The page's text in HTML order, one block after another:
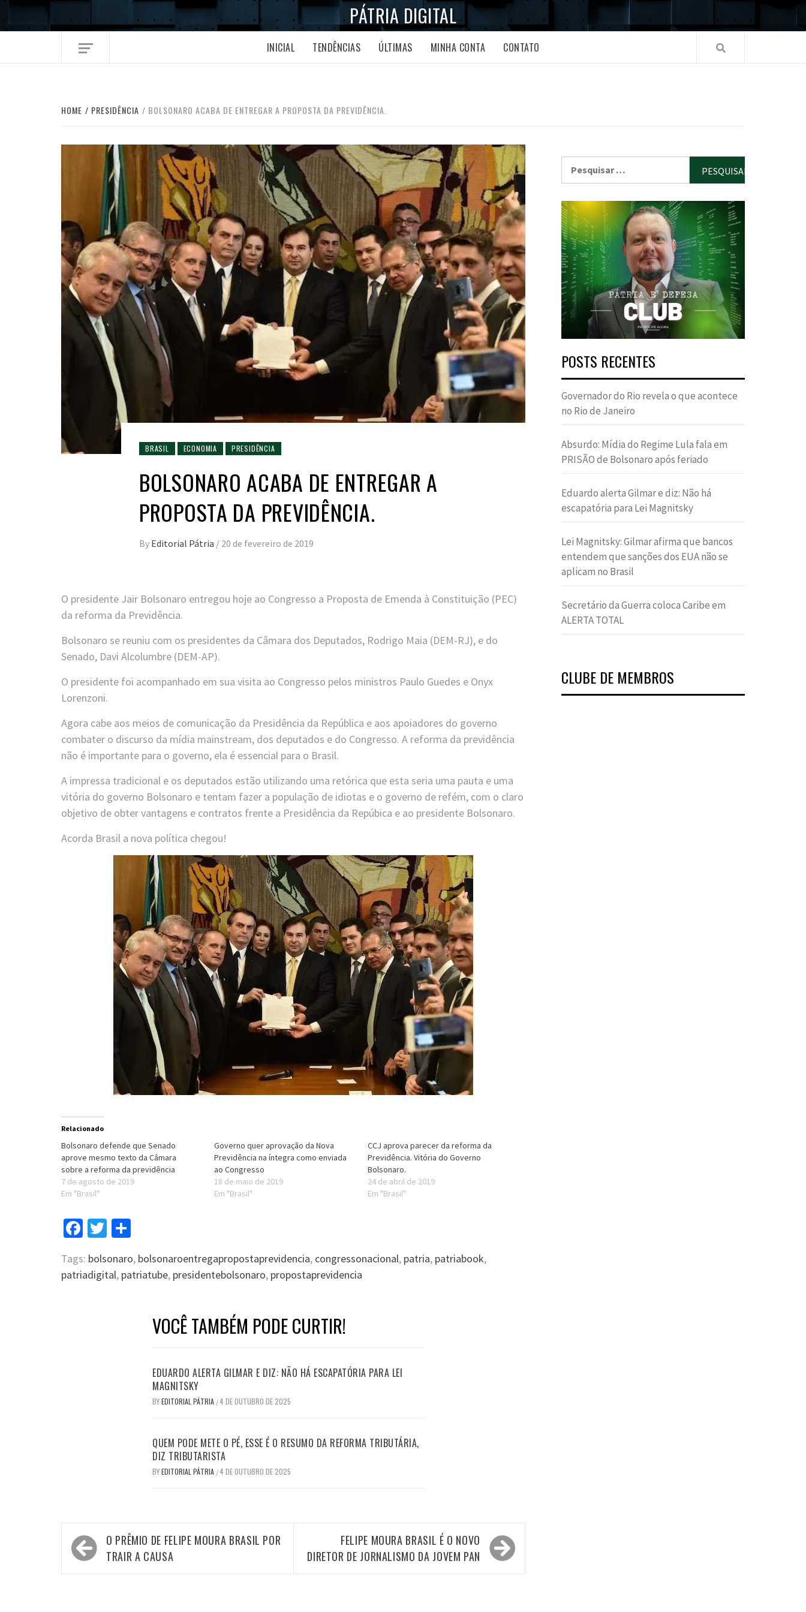
PÁTRIA DIGITAL
INICIAL TENDÊNCIAS ÚLTIMAS MINHA CONTA CONTATO
HOME PRESIDÊNCIA BOLSONARO ACABA DE ENTREGAR A PROPOSTA DA PREVIDÊNCIA.
BRASIL ECONOMIA PRESIDÊNCIA
BOLSONARO ACABA DE ENTREGAR A
PROPOSTA DA PREVIDÊNCIA.
By Editorial Pátria / 20 de fevereiro de 2019
O presidente Jair Bolsonaro entregou hoje ao Congresso a Proposta de Emenda à Constituição (PEC)
da reforma da Previdência.
Bolsonaro se reuniu com os presidentes da Câmara dos Deputados, Rodrigo Maia (DEM-RJ), e do
Senado, Davi Alcolumbre (DEM-AP).
O presidente foi acompanhado em sua visita ao Congresso pelos ministros Paulo Guedes e Onyx
Lorenzoni.
Agora cabe aos meios de comunicação da Presidência da República e aos apoiadores do governo
combater o discurso da mídia mainstream, dos deputados e do Congresso. A reforma da previdência
não é importante para o governo, ela é essencial para o Brasil.
A impressa tradicional e os deputados estão utilizando uma retórica que esta seria uma pauta e uma
vitória do governo Bolsonaro e tentam fazer a população de idiotas e o governo de refém, com o claro
objetivo de obter vantagens e contratos frente a Presidência da Repúbica e ao presidente Bolsonaro.
Acorda Brasil a nova política chegou!
Relacionado
Bolsonaro defende que Senado
aprove mesmo texto da Câmara
sobre a reforma da previdência
7 de agosto de 2019
Em "Brasil"
Governo quer aprovação da Nova
Previdência na íntegra como enviada
ao Congresso
18 de maio de 2019
Em "Brasil"
CCJ aprova parecer da reforma da
Previdência. Vitória do Governo
Bolsonaro.
24 de abril de 2019
Em "Brasil"
Facebook
Twitter
Tags: bolsonaro, bolsonaroentregapropostaprevidencia, congressonacional, patria, patriabook,
patriadigital, patriatube, presidentebolsonaro, propostaprevidencia
VOCÊ TAMBÉM PODE CURTIR!
EDUARDO ALERTA GILMAR E DIZ: NÃO HÁ ESCAPATÓRIA PARA LEI
MAGNITSKY
BYEDITORIAL PÁTRIA /4 DE OUTUBRO DE 2025
QUEM PODE METE O PÉ, ESSE É O RESUMO DA REFORMA TRIBUTÁRIA,
DIZ TRIBUTARISTA
BYEDITORIAL PÁTRIA /4 DE OUTUBRO DE 2025
Navegação
de
O PRÊMIO DE FELIPE MOURA BRASIL POR
TRAIR A CAUSA
FELIPE MOURA BRASIL É O NOVO
DIRETOR DE JORNALISMO DA JOVEM PAN
POSTS RECENTES
Governador do Rio revela o que acontece
no Rio de Janeiro
Absurdo: Mídia do Regime Lula fala em
PRISÃO de Bolsonaro após feriado
Eduardo alerta Gilmar e diz: Não há
escapatória para Lei Magnitsky
Lei Magnitsky: Gilmar afirma que bancos
entendem que sanções dos EUA não se
aplicam no Brasil
Secretário da Guerra coloca Caribe em
ALERTA TOTAL
CLUBE DE MEMBROS